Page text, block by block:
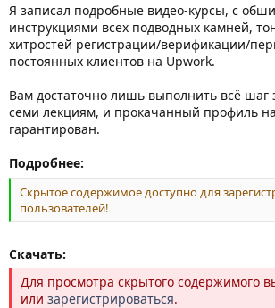
Я записал подробные видео-курсы, с
инструкциями всех подводных камней,
хитростей регистрации/верификации/
постоянных клиентов на Upwork.
Вам достаточно лишь выполнить всё
семи лекциям, и прокачанный профиль
гарантирован.
Подробнее:
Скрытое содержимое доступно для
пользователей!
Скачать:
Для просмотра скрытого содержимого
или зарегистрироваться.